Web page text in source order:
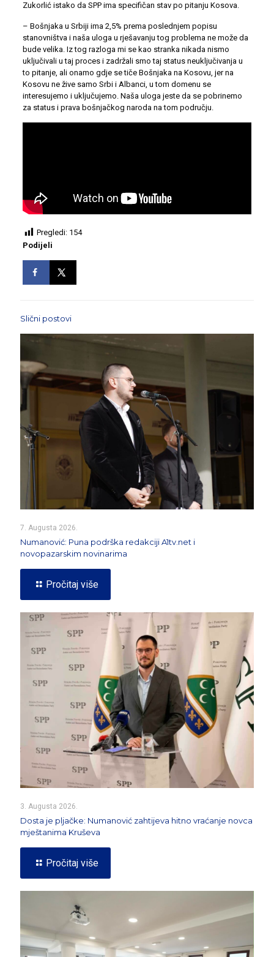
Zukorlić istako da SPP ima specifičan stav po pitanju Kosova.
– Bošnjaka u Srbiji ima 2,5% prema poslednjem popisu
stanovništva i naša uloga u rješavanju tog problema ne može da
bude velika. Iz tog razloga mi se kao stranka nikada nismo
uključivali u taj proces i zadržali smo taj status neuključivanja u
to pitanje, ali onamo gdje se tiče Bošnjaka na Kosovu, jer na
Kosovu ne žive samo Srbi i Albanci, u tom domenu se
interesujemo i uključujemo. Naša uloga jeste da se pobrinemo
za status i prava bošnjačkog naroda na tom području.
Pregledi: 154
Podijeli
Slični postovi
7. Augusta 2026.
Numanović: Puna podrška redakciji A1tv.net i
novopazarskim novinarima
Pročitaj više
3. Augusta 2026.
Dosta je pljačke: Numanović zahtijeva hitno vraćanje novca
mještanima Kruševa
Pročitaj više